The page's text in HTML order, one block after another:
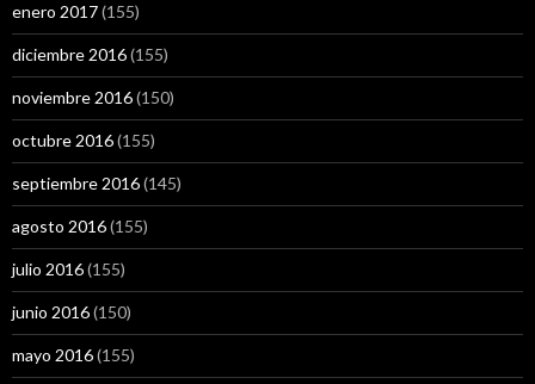
enero 2017(155)
diciembre 2016(155)
noviembre 2016(150)
octubre 2016(155)
septiembre 2016(145)
agosto 2016(155)
julio 2016(155)
junio 2016(150)
mayo 2016(155)